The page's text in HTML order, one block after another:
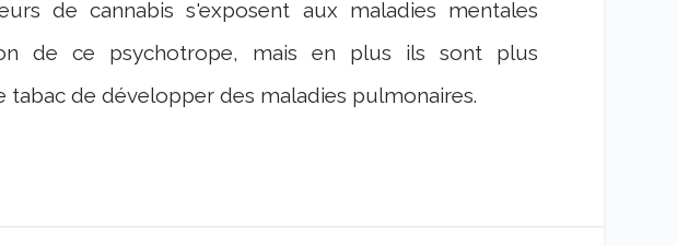
de cannabis s'exposent aux maladies mentales
de ce psychotrope, mais en plus ils sont plus
de développer des maladies pulmonaires.